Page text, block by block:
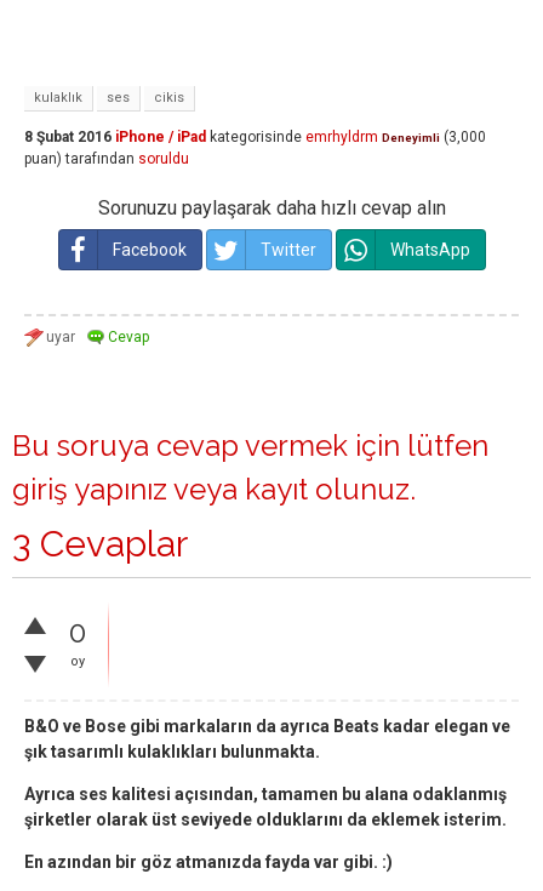
kulaklık ses cikis
8 Şubat 2016 iPhone / iPad kategorisinde emrhyldrm Deneyimli (3,000
puan) tarafından soruldu
Sorunuzu paylaşarak daha hızlı cevap alın
Facebook Twitter WhatsApp
Bu soruya cevap vermek için lütfen
giriş yapınız veya kayıt olunuz.
3 Cevaplar
0
oy
B&O ve Bose gibi markaların da ayrıca Beats kadar elegan ve
şık tasarımlı kulaklıkları bulunmakta.
Ayrıca ses kalitesi açısından, tamamen bu alana odaklanmış
şirketler olarak üst seviyede olduklarını da eklemek isterim.
En azından bir göz atmanızda fayda var gibi. :)